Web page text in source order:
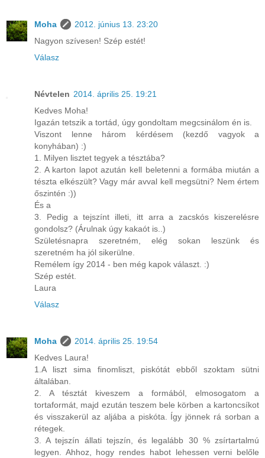
Moha
2012. június 13. 23:20
Nagyon szívesen! Szép estét!
Válasz
Névtelen 2014. április 25. 19:21
Kedves Moha!
Igazán tetszik a tortád, úgy gondoltam megcsinálom én is.
Viszont lenne három kérdésem (kezdő vagyok a
konyhában) :)
1. Milyen lisztet tegyek a tésztába?
2. A karton lapot azután kell beletenni a formába miután a
tészta elkészült? Vagy már avval kell megsütni? Nem értem
őszintén :))
És a
3. Pedig a tejszínt illeti, itt arra a zacskós kiszerelésre
gondolsz? (Árulnak úgy kakaót is..)
Születésnapra szeretném, elég sokan leszünk és
szeretném ha jól sikerülne.
Remélem így 2014 - ben még kapok választ. :)
Szép estét.
Laura
Válasz
Moha
2014. április 25. 19:54
Kedves Laura!
1.A liszt sima finomliszt, piskótát ebből szoktam sütni
általában.
2. A tésztát kiveszem a formából, elmosogatom a
tortaformát, majd ezután teszem bele körben a kartoncsíkot
és visszakerül az aljába a piskóta. Így jönnek rá sorban a
rétegek.
3. A tejszín állati tejszín, és legalább 30 % zsírtartalmú
legyen. Ahhoz, hogy rendes habot lehessen verni belőle